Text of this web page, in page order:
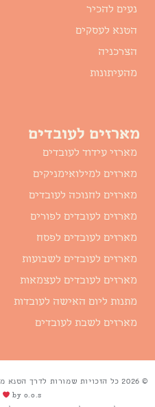
נעים להכיר
הטנא לעסקים
הצרכניה
מהעיתונות
מארזים לעובדים
מארזי עידוד לעובדים
מארזים למילואימניקים
מארזים לחנוכה לעובדים
מארזים לעובדים לפורים
מארזים לעובדים לפסח
מארזים לעובדים לשבועות
מארזים לעובדים לעצמאות
מתנות ליום האישה לעובדות
מארזים לשבת לעובדים
© 2026 כל הזכויות שמורות לדרך הטנא מארזים מעוצבים
by o.o.s